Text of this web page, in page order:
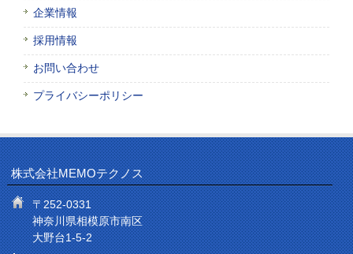
企業情報
採用情報
お問い合わせ
プライバシーポリシー
株式会社MEMOテクノス
〒252-0331
神奈川県相模原市南区
大野台1-5-2